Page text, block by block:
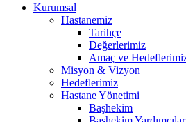
Kurumsal
Hastanemiz
Tarihçe
Değerlerimiz
Amaç ve
Misyon & Vizyon
Hedeflerimiz
Hastane Yönetimi
Başhekim